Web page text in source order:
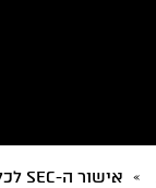
» אישור ה-SEC לכללי גילוי אקלים